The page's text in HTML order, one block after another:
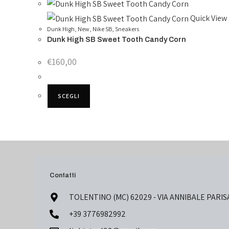
Quick View
Dunk High, New, Nike SB, Sneakers
Dunk High SB Sweet Tooth Candy Corn
€160,00
SCEGLI
Contatti
TOLENTINO (MC) 62029 - VIA ANNIBALE
+39 3776982992